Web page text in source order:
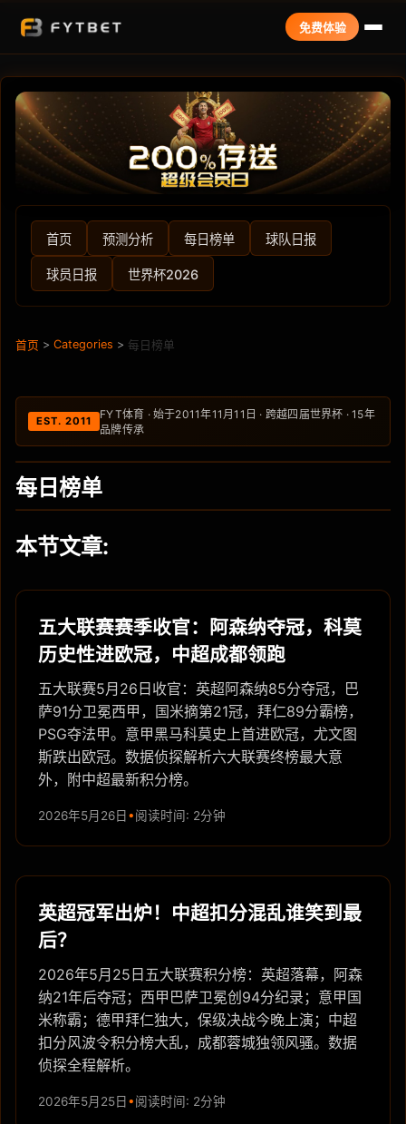
免费体验
首页 预测分析 每日榜单 球队日报
球员日报 世界杯2026
首页 > Categories > 每日榜单
EST. 2011
FYT体育 · 始于2011年11月11日 · 跨越四届世界杯 · 15年
品牌传承
每日榜单
本节文章:
五大联赛赛季收官：阿森纳夺冠，科莫
历史性进欧冠，中超成都领跑
五大联赛5月26日收官：英超阿森纳85分夺冠，巴
萨91分卫冕西甲，国米摘第21冠，拜仁89分霸榜，
PSG夺法甲。意甲黑马科莫史上首进欧冠，尤文图
斯跌出欧冠。数据侦探解析六大联赛终榜最大意
外，附中超最新积分榜。
2026年5月26日 阅读时间: 2分钟
英超冠军出炉！中超扣分混乱谁笑到最
后？
2026年5月25日五大联赛积分榜：英超落幕，阿森
纳21年后夺冠；西甲巴萨卫冕创94分纪录；意甲国
米称霸；德甲拜仁独大，保级决战今晚上演；中超
扣分风波令积分榜大乱，成都蓉城独领风骚。数据
侦探全程解析。
2026年5月25日 阅读时间: 2分钟